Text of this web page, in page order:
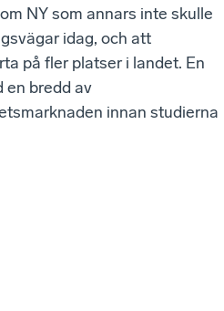
NY som annars inte skulle
idag, och att
på fler platser i landet. En
en bredd av
innan studierna